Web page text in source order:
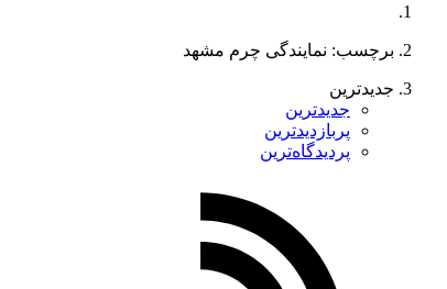
برچسب: نمایندگی چرم مشهد
جدیدترین
جدیدترین
پربازدیدترین
پردیدگاه‌ترین